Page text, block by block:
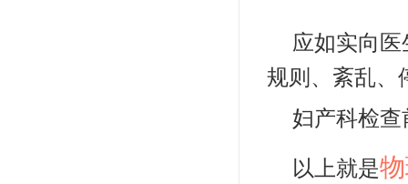
应如实向
规则、紊乱、
妇产科检
以上就是